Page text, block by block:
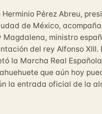
Pérez Abreu,
de México,
Magdalena, ministro
del rey Alfonso XIII.
la Marcha Real
que aún hoy
la entrada oficial de la